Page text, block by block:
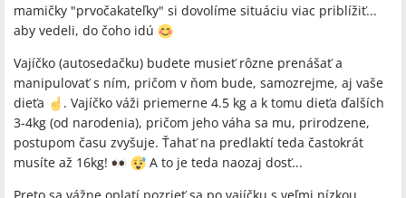
mamičky "prvočakateľky" si dovolíme situáciu viac priblížiť...
aby vedeli, do čoho idú
Vajíčko (autosedačku) budete musieť rôzne prenášať a
manipulovať s ním, pričom v ňom bude, samozrejme, aj vaše
dieťa
️. Vajíčko váži priemerne 4.5 kg a k tomu dieťa ďalších
3-4kg (od narodenia), pričom jeho váha sa mu, prirodzene,
postupom času zvyšuje. Ťahať na predlaktí teda častokrát
musíte až 16kg!
A to je teda naozaj dosť...